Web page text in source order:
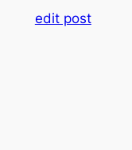
edit post